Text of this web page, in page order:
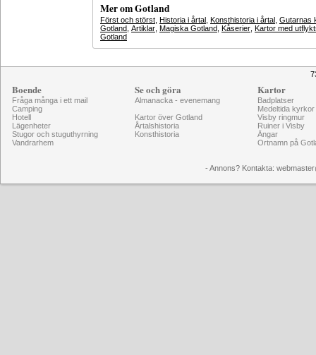
Mer om Gotland
Först och störst Historia i årtal Konsthistoria i årtal Gutarnas
Gotland Artiklar Magiska Gotland Kåserier Kartor med
Gotland
Boende
Fråga många i ett mail
Camping
Hotell
Lägenheter
Stugor och stuguthyrning
Vandrarhem
Se och göra
Almanacka - evenemang
Kartor över Gotland
Årtalshistoria
Konsthistoria
Kartor
Badplatser
Medeltida kyrkor
Visby ringmur
Ruiner i Visby
Ängar
Ortnamn på
- Annons? Kontakta: